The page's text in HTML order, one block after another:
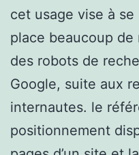
cet usage vise à
place beaucoup
des robots de
Google, suite aux
internautes. le
positionnement